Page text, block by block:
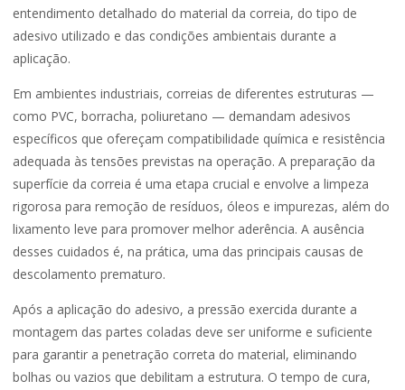
entendimento detalhado do material da correia, do tipo de
adesivo utilizado e das condições ambientais durante a
aplicação.
Em ambientes industriais, correias de diferentes estruturas —
como PVC, borracha, poliuretano — demandam adesivos
específicos que ofereçam compatibilidade química e resistência
adequada às tensões previstas na operação. A preparação da
superfície da correia é uma etapa crucial e envolve a limpeza
rigorosa para remoção de resíduos, óleos e impurezas, além do
lixamento leve para promover melhor aderência. A ausência
desses cuidados é, na prática, uma das principais causas de
descolamento prematuro.
Após a aplicação do adesivo, a pressão exercida durante a
montagem das partes coladas deve ser uniforme e suficiente
para garantir a penetração correta do material, eliminando
bolhas ou vazios que debilitam a estrutura. O tempo de cura,